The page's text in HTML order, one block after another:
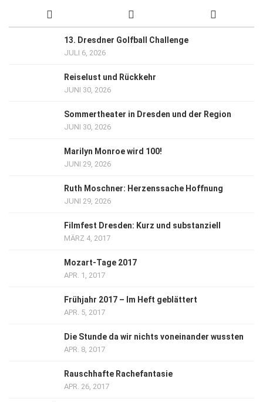
13. Dresdner Golfball Challenge
JULI 6, 2026
Reiselust und Rückkehr
JUNI 30, 2026
Sommertheater in Dresden und der Region
JUNI 30, 2026
Marilyn Monroe wird 100!
JUNI 29, 2026
Ruth Moschner: Herzenssache Hoffnung
JUNI 29, 2026
Filmfest Dresden: Kurz und substanziell
MÄRZ 4, 2017
Mozart-Tage 2017
APR. 1, 2017
Frühjahr 2017 – Im Heft geblättert
APR. 5, 2017
Die Stunde da wir nichts voneinander wussten
APR. 8, 2017
Rauschhafte Rachefantasie
APR. 26, 2017